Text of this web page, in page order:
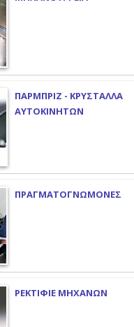
ΠΑΡΜΠΡΙΖ - ΚΡΥΣΤΑΛΛΑ
ΑΥΤΟΚΙΝΗΤΩΝ
ΠΡΑΓΜΑΤΟΓΝΩΜΟΝΕΣ
ΡΕΚΤΙΦΙΕ ΜΗΧΑΝΩΝ